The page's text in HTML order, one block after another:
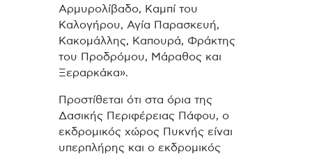
Αρμυρολίβαδο, Καμπί του
Καλογήρου, Αγία Παρασκευή,
Κακομάλλης, Καπουρά, Φράκτης
του Προδρόμου, Μάραθος και
Ξεραρκάκα».
Προστίθεται ότι στα όρια της
Δασικής Περιφέρειας Πάφου, ο
εκδρομικός χώρος Πυκνής είναι
υπερπλήρης και ο εκδρομικός